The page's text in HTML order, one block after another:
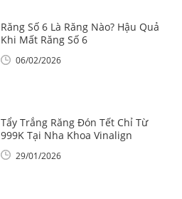
Răng Số 6 Là Răng Nào? Hậu Quả
Khi Mất Răng Số 6
06/02/2026
Tẩy Trắng Răng Đón Tết Chỉ Từ
999K Tại Nha Khoa Vinalign
29/01/2026